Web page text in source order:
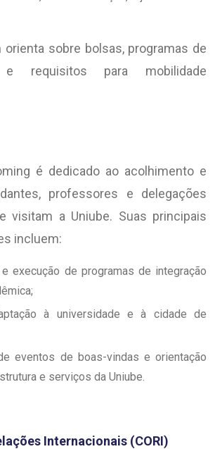
orienta sobre bolsas, programas de
e requisitos para mobilidade
é dedicado ao acolhimento e
professores e delegações
visitam a Uniube. Suas principais
incluem:
e execução de programas de integração
à universidade e à cidade de
eventos de boas-vindas e orientação
e serviços da Uniube.
Internacionais (CORI)